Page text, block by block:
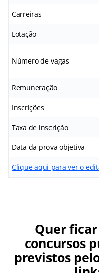
Carreiras
Lotação
Número de vagas
Remuneração
Inscrições
Taxa de inscrição
Data da prova objetiva
Clique aqui para ver o
Quer
concursos
previstos